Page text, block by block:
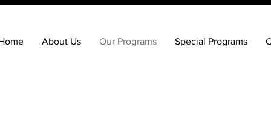
About Us Our Programs Special Programs